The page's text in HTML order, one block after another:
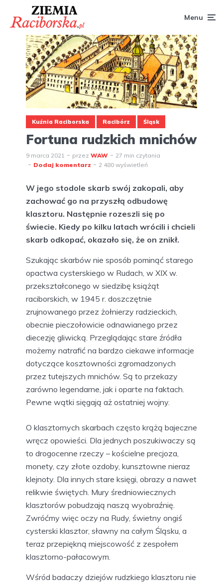
Menu
Kuźnia Raciborska Racibórz Śląsk
Fortuna rudzkich mnichów
9 marca 2021 przez WAW
27 min czytania
Dodaj komentarz
2 480 wyświetleń
W jego stodole skarb swój zakopali, aby
zachować go na przyszłą odbudowę
klasztoru. Następnie rozeszli się po
świecie. Kiedy po kilku latach wrócili i chcieli
skarb odkopać, okazało się, że on znikł.
Szukając skarbów nie sposób pominąć starego
opactwa cysterskiego w Rudach, w XIX w.
przekształconego w siedzibę książąt
raciborskich, w 1945 r. doszczętnie
zrujnowanego przez żołnierzy radzieckich,
obecnie pieczołowicie odnawianego przez
diecezję gliwicką. Przeglądając stare źródła
możemy natrafić na bardzo ciekawe informacje
dotyczące kosztowności zgromadzonych
przez tutejszych mnichów. Są to przekazy
zarówno legendarne, jak i oparte na faktach.
Pewne wątki sięgają aż ostatniej wojny.
O klasztornych skarbach często krążą bajeczne
wręcz opowieści. Dla jednych poszukiwaczy są
to drogocenne rzeczy – kościelne precjoza,
monety, czy złote ozdoby, kunsztowne nieraz
klejnoty. Dla innych stare księgi, obrazy a nawet
relikwie świętych. Mury średniowiecznych
klasztorów pobudzają naszą wyobraźnię.
Zwróćmy więc oczy na Rudy, świetny ongiś
cysterski klasztor, sławny na całym Śląsku, a
teraz przepiękną miejscowość z zespołem
klasztorno-pałacowym.
Wśród badaczy dziejów rudzkiego klasztoru nie